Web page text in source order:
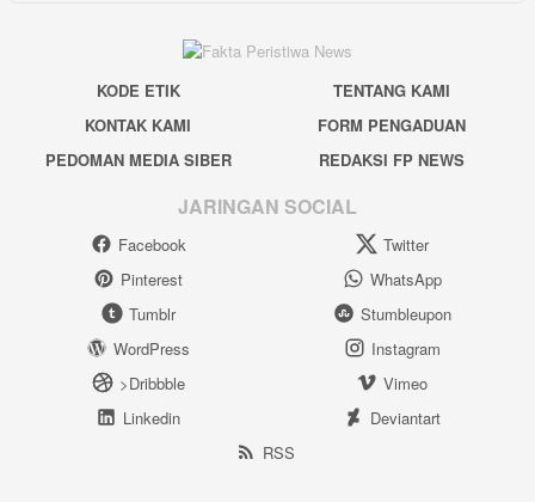
KODE ETIK
TENTANG KAMI
KONTAK KAMI
FORM PENGADUAN
PEDOMAN MEDIA SIBER
REDAKSI FP NEWS
JARINGAN SOCIAL
Facebook
Twitter
Pinterest
WhatsApp
Tumblr
Stumbleupon
WordPress
Instagram
>Dribbble
Vimeo
Linkedin
Deviantart
RSS